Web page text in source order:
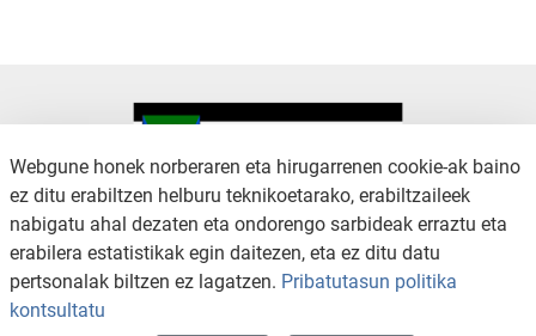
Webgune honek norberaren eta hirugarrenen cookie-ak baino
ez ditu erabiltzen helburu teknikoetarako, erabiltzaileek
nabigatu ahal dezaten eta ondorengo sarbideak erraztu eta
erabilera estatistikak egin daitezen, eta ez ditu datu
pertsonalak biltzen ez lagatzen. Pribatutasun politika
kontsultatu